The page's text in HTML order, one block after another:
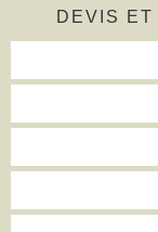
DEVIS